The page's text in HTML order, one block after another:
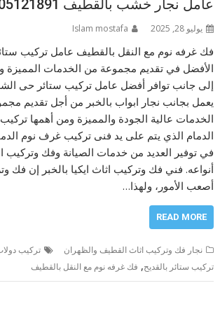
عامل نجار خشب بالقطيف 0505121891
يوليو 28, 2025 Islam mostafa
فك غرفه نوم مع النقل بالقطيف عامل تركيب
الأفضل في تقديم مجموعة من الخدمات المميزة
إلى جانب توافر أفضل عامل تركيب ستائر حى
يعمل بجانب نجار ابواب بالخبر من أجل تقديم
الخدمات عالية الجودة والمميزة ومن أهمها تركيب
الدمام الذي يتم على يد فنى تركيب غرف نوم
في توفير العديد من خدمات الصيانة وفك وتركيب
أنواعه. فني فك وتركيب اثاث ايكيا بالخبر إن فك
أصعب الأمور، ولهذا…
READ MORE
نجار فك وتركيب اثاث القطيف والظهران تركيب
تركيب ستائر بالقديح, فك غرفه نوم مع النقل بالقطيف